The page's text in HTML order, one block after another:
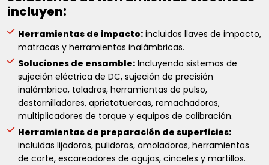
incluyen:
Herramientas de impacto: incluidas llaves de impacto,
matracas y herramientas inalámbricas.
Soluciones de ensamble: Incluyendo sistemas de
sujeción eléctrica de DC, sujeción de precisión
inalámbrica, taladros, herramientas de pulso,
destornilladores, aprietatuercas, remachadoras,
multiplicadores de torque y equipos de calibración.
Herramientas de preparación de superficies:
incluidas lijadoras, pulidoras, amoladoras, herramientas
de corte, escareadores de agujas, cinceles y martillos.